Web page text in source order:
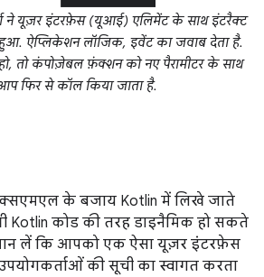
ने यूज़र इंटरफ़ेस (यूआई) एलिमेंट के साथ इंटरैक्ट
हुआ. ऐप्लिकेशन लॉजिक, इवेंट का जवाब देता है.
तो कंपोज़ेबल फ़ंक्शन को नए पैरामीटर के साथ
फिर से कॉल किया जाता है.
के बजाय Kotlin में लिखे जाते
Kotlin कोड की तरह डाइनैमिक हो सकते
लें कि आपको एक ऐसा यूज़र इंटरफ़ेस
की सूची का स्वागत करता